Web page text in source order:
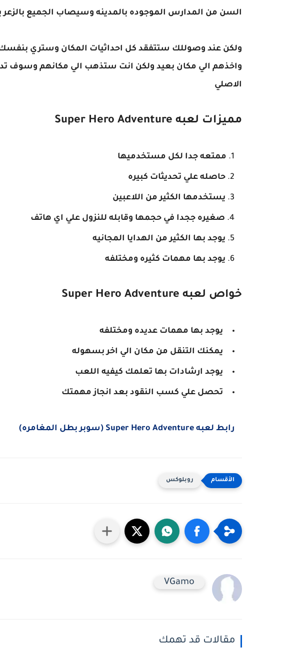
السن من المدارس الموجوده بالمدينه وسيصاب الجميع
ولكن عند وصوللك ستتفقد كل احداثيات المكان وستري بنفسك
واخذهم الي مكان بعيد ولكن انت ستذهب الي مكانهم وسوف
الاصلي
مميزات لعبه Super Hero Adventure
ممتعه جدا لكل مستخدميها
حاصله علي تحديثات كبيره
يستخدمها الكثير من اللاعبين
صغيره ججدا في حجمها وقابله للنزول علي اي هاتف
يوجد بها الكثير من الهدايا المجانيه
يوجد بها مهمات كثيره ومختلفه
خواص لعبه Super Hero Adventure
يوجد بها مهمات عديده ومختلفه
يمكنك التنقل من مكان الي اخر بسهوله
يوجد ارشادات بها تعلمك كيفيه اللعب
تحصل علي كسب النقود بعد انجاز مهمتك
رابط لعبه Super Hero Adventure (سوبر بطل المغامره)
روبلوكس
VGamo
مقالات قد تهمك